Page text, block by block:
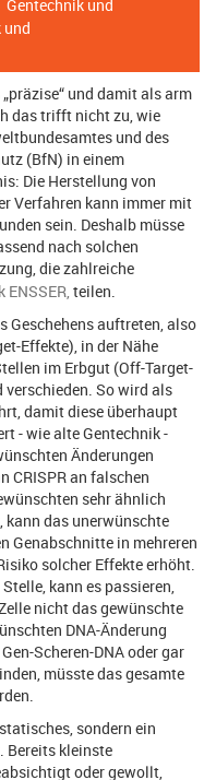
Gentechnik und
und
und damit als arm
das trifft nicht zu, wie
und des
(BfN) in einem
Die Herstellung von
Verfahren kann immer mit
sein. Deshalb müsse
nach solchen
die zahlreiche
teilen.
Geschehens auftreten, also
Effekte), in der Nähe
im Erbgut (Off-Target-
verschieden. So wird als
damit diese überhaupt
- wie alte Gentechnik -
Änderungen
CRISPR an falschen
sehr ähnlich
kann das unerwünschte
Genabschnitte in mehreren
solcher Effekte erhöht.
kann es passieren,
nicht das gewünschte
DNA-Änderung
Scheren-DNA oder gar
müsste das gesamte
sondern ein
Bereits kleinste
oder gewollt,